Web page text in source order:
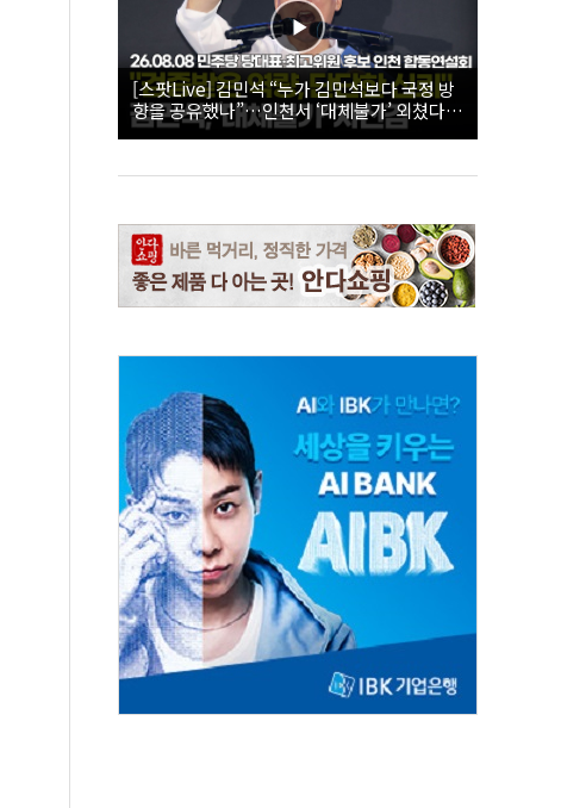
[스팟Live] 김민석 “누가 김민석보다 국정 방
향을 공유했나”…인천서 ‘대체불가’ 외쳤다 |
26.08.08 더불어민주당 당대표·최고위원 후